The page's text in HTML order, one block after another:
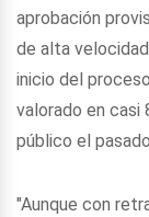
aprobación
de alta
inicio del
valorado en casi
público el
"Aunque con